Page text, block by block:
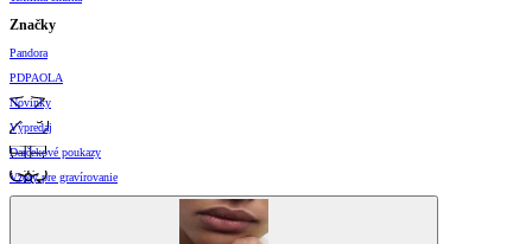
Značky
Pandora
PDPAOLA
Novinky
Výpredaj
Darčekové poukazy
Vzory pre gravírovanie